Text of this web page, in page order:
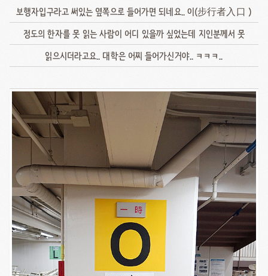
보행자입구라고 써있는 옆쪽으로 들어가면 되네요.. 이(步行者入口 )
정도의 한자를 못 읽는 사람이 어디 있을까 싶었는데 지인분께서 못
읽으시더라고요.. 대학은 어찌 들어가신거야.. ㅋㅋㅋ..